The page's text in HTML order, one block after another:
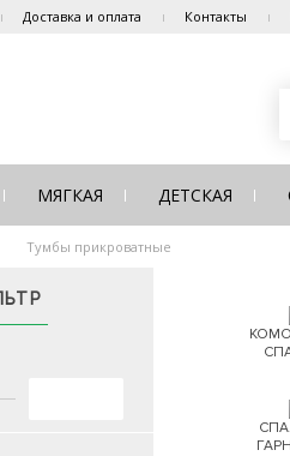
Доставка и оплата Контакты
МЯГКАЯ ДЕТСКАЯ
Тумбы прикроватные